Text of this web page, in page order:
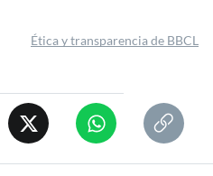
Ética y transparencia de BBCL